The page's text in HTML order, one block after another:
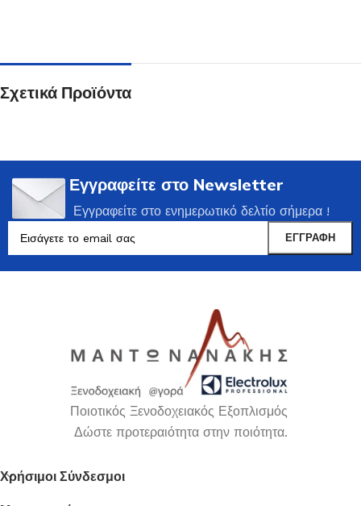
Σχετικά Προϊόντα
Εγγραφείτε στο Newsletter
Εγγραφείτε στο ενημερωτικό δελτίο σήμερα !
Ποιοτικός Ξενοδοχειακός Εξοπλισμός
Δώστε προτεραιότητα στην ποιότητα.
Χρήσιμοι Σύνδεσμοι